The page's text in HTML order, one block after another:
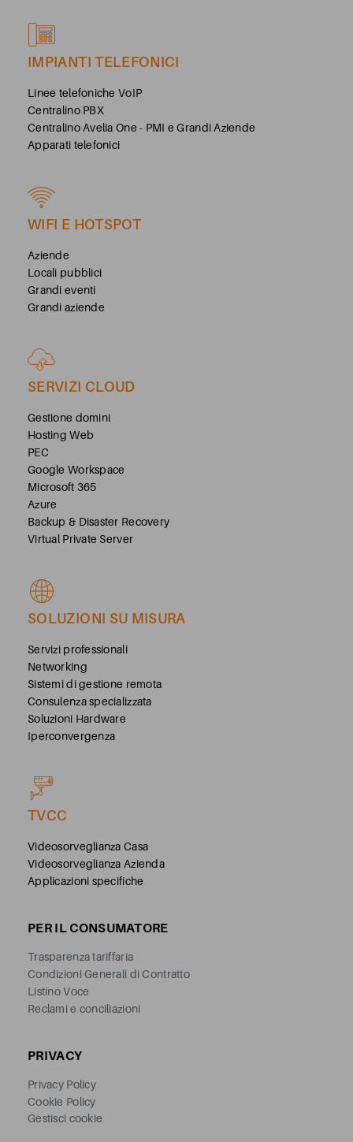
IMPIANTI TELEFONICI
Linee telefoniche VoIP
Centralino PBX
Centralino Avelia One - PMI e Grandi Aziende
Apparati telefonici
WIFI E HOTSPOT
Aziende
Locali pubblici
Grandi eventi
Grandi aziende
SERVIZI CLOUD
Gestione domini
Hosting Web
PEC
Google Workspace
Microsoft 365
Azure
Backup & Disaster Recovery
Virtual Private Server
SOLUZIONI SU MISURA
Servizi professionali
Networking
Sistemi di gestione remota
Consulenza specializzata
Soluzioni Hardware
Iperconvergenza
TVCC
Videosorveglianza Casa
Videosorveglianza Azienda
Applicazioni specifiche
PER IL CONSUMATORE
Trasparenza tariffaria
Condizioni Generali di Contratto
Listino Voce
Reclami e conciliazioni
PRIVACY
Privacy Policy
Cookie Policy
Gestisci cookie